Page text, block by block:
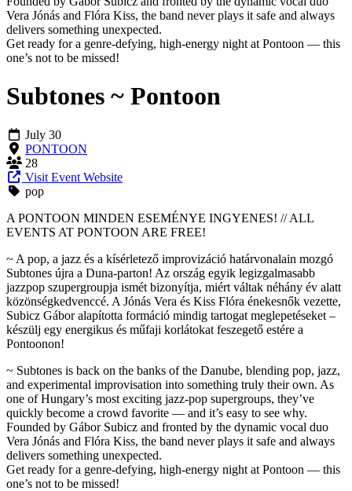
Vera Jónás and Flóra Kiss, the band never plays it safe and always
delivers something unexpected.
Get ready for a genre-defying, high-energy night at Pontoon — this
one’s not to be missed!
Subtones ~ Pontoon
July 30
PONTOON
28
Visit Event Website
pop
A PONTOON MINDEN ESEMÉNYE INGYENES! // ALL
EVENTS AT PONTOON ARE FREE!
~ A pop, a jazz és a kísérletező improvizáció határvonalain mozgó
Subtones újra a Duna-parton! Az ország egyik legizgalmasabb
jazzpop szupergroupja ismét bizonyítja, miért váltak néhány év alatt
közönségkedvenccé. A Jónás Vera és Kiss Flóra énekesnők vezette,
Subicz Gábor alapította formáció mindig tartogat meglepetéseket –
készülj egy energikus és műfaji korlátokat feszegető estére a
Pontoonon!
~ Subtones is back on the banks of the Danube, blending pop, jazz,
and experimental improvisation into something truly their own. As
one of Hungary’s most exciting jazz-pop supergroups, they’ve
quickly become a crowd favorite — and it’s easy to see why.
Founded by Gábor Subicz and fronted by the dynamic vocal duo
Vera Jónás and Flóra Kiss, the band never plays it safe and always
delivers something unexpected.
Get ready for a genre-defying, high-energy night at Pontoon — this
one’s not to be missed!